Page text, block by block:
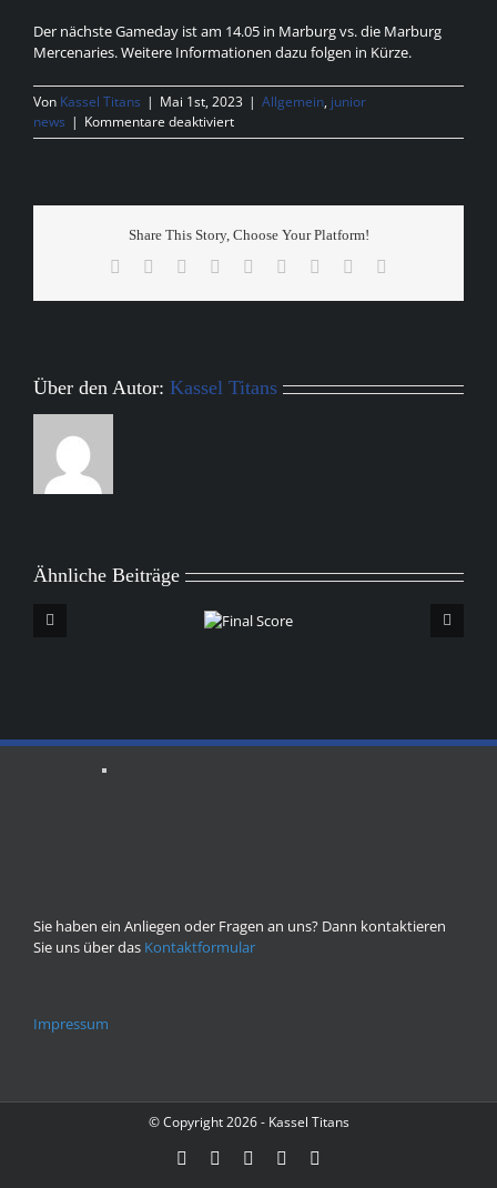
Der nächste Gameday ist am 14.05 in Marburg vs. die Marburg
Mercenaries. Weitere Informationen dazu folgen in Kürze.
Von Kassel Titans | Mai 1st, 2023 | Allgemein, junior
news | Kommentare deaktiviertfür
U19
Farmers
Share This Story, Choose Your Platform!
Facebook Reddit LinkedInWhatsApp
TumblrPinterest
Über den Autor: Kassel Titans
Ähnliche Beiträge
Sie haben ein Anliegen oder Fragen an uns? Dann kontaktieren
Sie uns über das Kontaktformular
Impressum
© Copyright2026 - Kassel Titans
FacebookInstagramYouTube
Flickr